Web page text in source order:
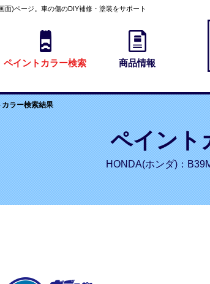
面)ページ。車の傷のDIY補修・塗装をサポート
ペイントカラー検索 商品情報
カラー検索結果
ペイント
HONDA(ホンダ)：